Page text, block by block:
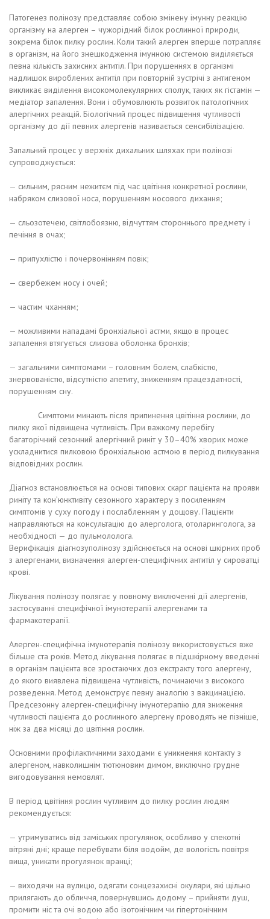
Патогенез полінозу представляє собою змінену імунну реакцію
організму на алерген – чужорідний білок рослинної природи,
зокрема білок пилку рослин. Коли такий алерген вперше потрапляє
в організм, на його знешкодження імунною системою виділяється
певна кількість захисних антитіл. При порушеннях в організмі
надлишок вироблених антитіл при повторній зустрічі з антигеном
викликає виділення високомолекулярних сполук, таких як гістамін —
медіатор запалення. Вони і обумовлюють розвиток патологічних
алергічних реакцій. Біологічний процес підвищення чутливості
організму до дії певних алергенів називається сенсибілізацією.
Запальний процес у верхніх дихальних шляхах при полінозі
супроводжується:
— сильним, рясним нежитєм під час цвітіння конкретної рослини,
набряком слизової носа, порушенням носового дихання;
— сльозотечею, світлобоязню, відчуттям стороннього предмету і
печіння в очах;
— припухлістю і почервонінням повік;
— свербежем носу і очей;
— частим чханням;
— можливими нападамі бронхіальної астми, якщо в процес
запалення втягується слизова оболонка бронхів;
— загальними симптомами – головним болем, слабкістю,
знервованістю, відсутністю апетиту, зниженням працездатності,
порушенням сну.
Симптоми минають після припинення цвітіння рослини, до
пилку якої підвищена чутливість. При важкому перебігу
багаторічний сезонний алергічний риніт у 30–40% хворих може
ускладнитися пилковою бронхіальною астмою в період пилкування
відповідних рослин.
Діагноз встановлюється на основі типових скарг пацієнта на прояви
риніту та кон’юнктивіту сезонного характеру з посиленням
симптомів у суху погоду і послабленням у дощову. Пацієнти
направляються на консультацію до алерголога, отоларинголога, за
необхідності — до пульмололога.
Верифікація діагнозуполінозу здійснюється на основі шкірних проб
з алергенами, визначення алерген-специфічних антитіл у сироватці
крові.
Лікування полінозу полягає у повному виключенні дії алергенів,
застосуванні специфічної імунотерапії алергенами та
фармакотерапії.
Алерген-специфічна імунотерапія полінозу використовується вже
більше ста років. Метод лікування полягає в підшкірному введенні
в організм пацієнта все зростаючих доз екстракту того алергену,
до якого виявлена підвищена чутливість, починаючи з високого
розведення. Метод демонструє певну аналогію з вакцинацією.
Предсезонну алерген-специфічну імунотерапію для зниження
чутливості пацієнта до рослинного алергену проводять не пізніше,
ніж за два місяці до цвітіння рослин.
Основними профілактичними заходами є уникнення контакту з
алергеном, навколишнім тютюновим димом, виключно грудне
вигодовування немовлят.
В період цвітіння рослин чутливим до пилку рослин людям
рекомендується:
— утримуватись від заміських прогулянок, особливо у спекотні
вітряні дні; краще перебувати біля водойм, де вологість повітря
вища, уникати прогулянок вранці;
— виходячи на вулицю, одягати сонцезахисні окуляри, які щільно
прилягають до обличчя, повернувшись додому – прийняти душ,
промити ніс та очі водою або ізотонічним чи гіпертонічним